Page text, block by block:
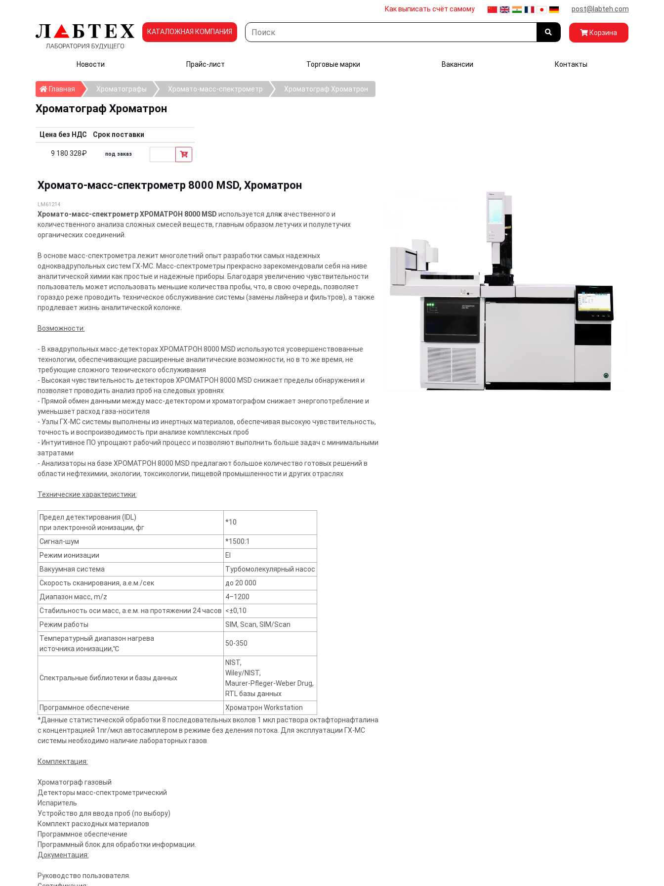
Как выписать счёт самому post@labteh.com
КАТАЛОЖНАЯ КОМПАНИЯ Корзина
Новости Прайс-лист Торговые марки Вакансии Контакты
ГлавнаяГлавнаяХроматографы Хромато-масс-спектрометр Хроматограф Хроматрон
Хроматограф Хроматрон
Цена без НДС Срок поставки
9 180 328₽ под заказ
Хромато-масс-спектрометр 8000 MSD, Хроматрон
LM61214
Хромато-масс-спектрометр ХРОМАТРОН 8000 MSD используется длякачественного и
количественного анализа сложных смесей веществ, главным образом летучих и полулетучих
органических соединений.
В основе масс-спектрометра лежит многолетний опыт разработки самых надежных
одноквадрупольных систем ГХ-МС. Масс-спектрометры прекрасно зарекомендовали себя на ниве
аналитической химии как простые и надежные приборы. Благодаря увеличению чувствительности
пользователь может использовать меньшие количества пробы, что, в свою очередь, позволяет
гораздо реже проводить техническое обслуживание системы (замены лайнера и фильтров), а также
продлевает жизнь аналитической колонке.
Возможности:
- В квадрупольных масс-детекторах ХРОМАТРОН 8000 MSD используются усовершенствованные
технологии, обеспечивающие расширенные аналитические возможности, но в то же время, не
требующие сложного технического обслуживания
- Высокая чувствительность детекторов ХРОМАТРОН 8000 MSD снижает пределы обнаружения и
позволяет проводить анализ проб на следовых уровнях
- Прямой обмен данными между масс-детектором и хроматографом снижает энергопотребление и
уменьшает расход газа-носителя
- Узлы ГХ-МС системы выполнены из инертных материалов, обеспечивая высокую чувствительность,
точность и воспроизводимость при анализе комплексных проб
- Интуитивное ПО упрощают рабочий процесс и позволяют выполнить больше задач с минимальными
затратами
- Анализаторы на базе ХРОМАТРОН 8000 MSD предлагают большое количество готовых решений в
области нефтехимии, экологии, токсикологии, пищевой промышленности и других отраслях
Технические характеристики:
Предел детектирования (IDL)
при электронной ионизации, фг
*10
Сигнал-шум
*1500:1
Режим ионизации
EI
Вакуумная система
Турбомолекулярный насос
Скорость сканирования, а.е.м./сек
до 20 000
Диапазон масс, m/z
4–1200
Стабильность оси масс, а.е.м. на протяжении 24 часов <±0,10
Режим работы
SIM, Scan, SIM/Scan
Температурный диапазон нагрева
источника ионизации,℃
50-350
Спектральные библиотеки и базы данных
NIST,
Wiley/NIST,
Maurer-Pfleger-Weber Drug,
RTL базы данных
Программное обеспечение
Хроматрон Workstation
*Данные статистической обработки 8 последовательных вколов 1 мкл раствора октафторнафталина
с концентрацией 1пг/мкл автосамплером в режиме без деления потока. Для эксплуатации ГХ-МС
системы необходимо наличие лабораторных газов
Комплектация:
Хроматограф газовый
Детекторы масс-спектрометрический
Испаритель
Устройство для ввода проб (по выбору)
Комплект расходных материалов
Программное обеспечение
Программный блок для обработки информации.
Документация:
Руководство пользователя.